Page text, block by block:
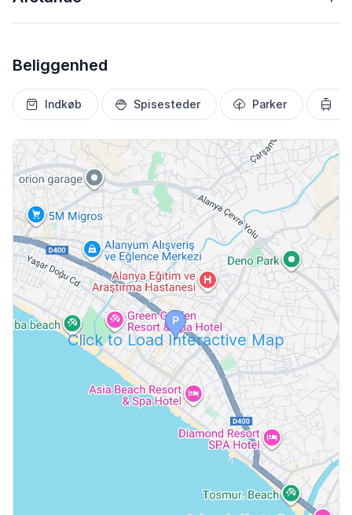
Beliggenhed
Indkøb Spisesteder Parker
Click to Load Interactive Map